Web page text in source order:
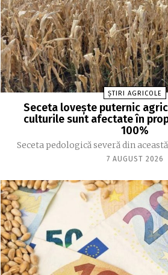
ȘTIRI AGRICOLE
Seceta lovește puternic
culturile sunt afectate în
100%
Seceta pedologică severă din
7 AUGUST 2026